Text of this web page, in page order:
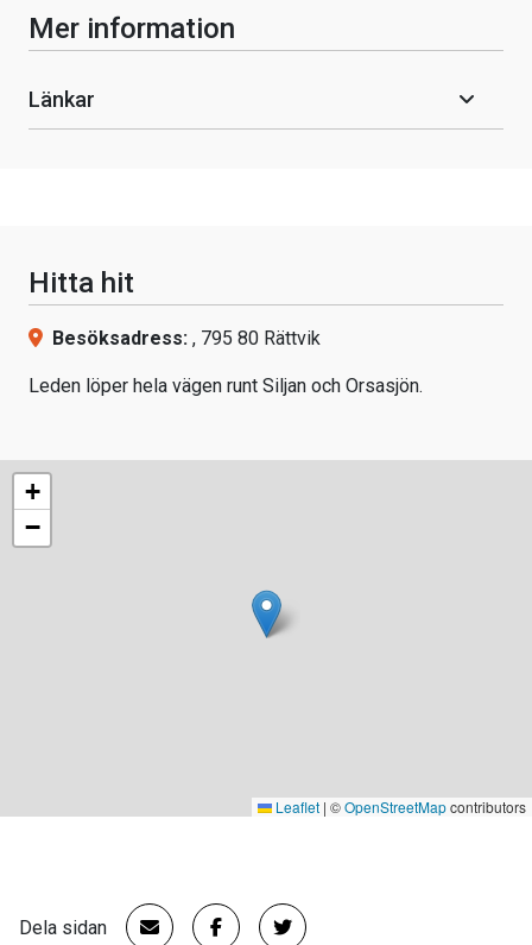
Mer information
Länkar
Hitta hit
Besöksadress: , 795 80 Rättvik
Leden löper hela vägen runt Siljan och Orsasjön.
+
−
Leaflet | ©OpenStreetMapcontributors
Dela sidan